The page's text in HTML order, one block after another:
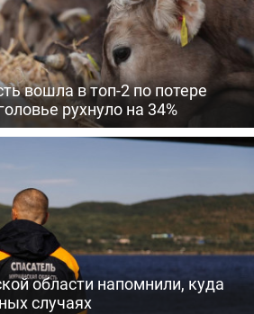
вошла в топ-2 по потере
рухнуло на 34%
области напомнили, куда
случаях